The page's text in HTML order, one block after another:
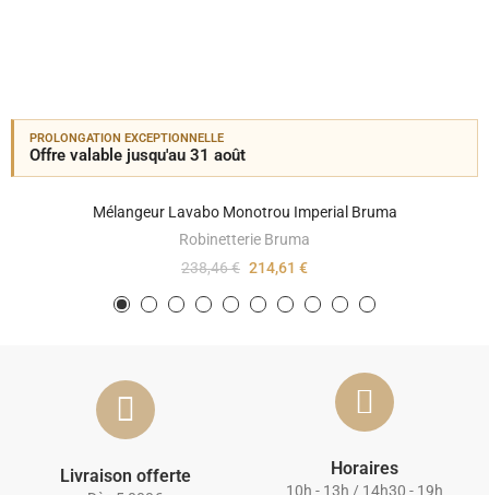
PROLONGATION EXCEPTIONNELLE
Offre valable jusqu'au 31 août
Mélangeur Lavabo Monotrou Imperial Bruma
Robinetterie Bruma
238,46 € 214,61 €
Livraison offerte Horaires
10h - 13h / 14h30 - 19h